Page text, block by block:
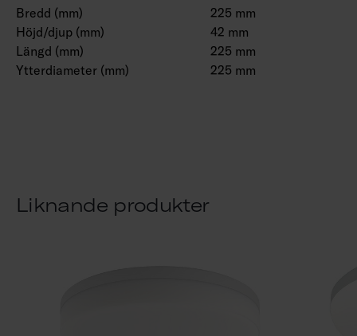
Bredd (mm)
225 mm
Höjd/djup (mm)
42 mm
Längd (mm)
225 mm
Ytterdiameter (mm)
225 mm
Liknande produkter